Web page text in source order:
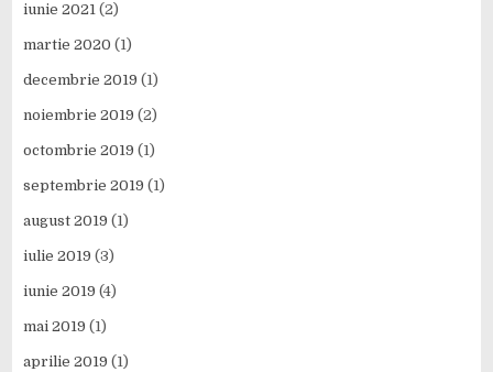
iunie 2021 (2)
martie 2020 (1)
decembrie 2019 (1)
noiembrie 2019 (2)
octombrie 2019 (1)
septembrie 2019 (1)
august 2019 (1)
iulie 2019 (3)
iunie 2019 (4)
mai 2019 (1)
aprilie 2019 (1)